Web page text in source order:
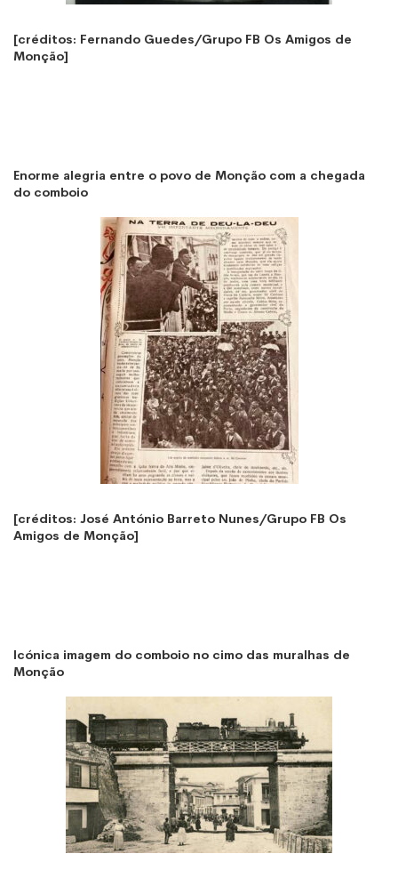
[créditos: Fernando Guedes/Grupo FB Os Amigos de
Monção]
Enorme alegria entre o povo de Monção com a chegada
do comboio
[créditos: José António Barreto Nunes/Grupo FB Os
Amigos de Monção]
Icónica imagem do comboio no cimo das muralhas de
Monção